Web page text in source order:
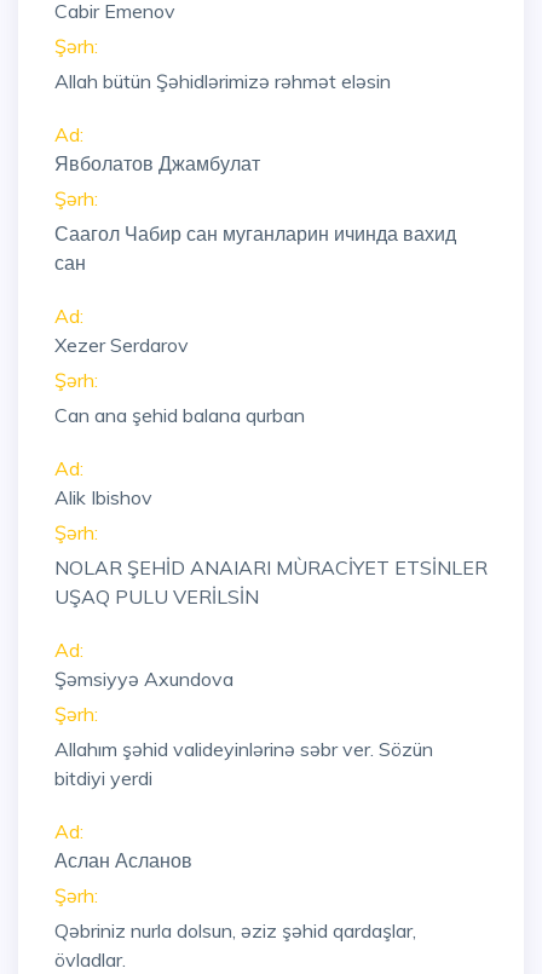
Cabir Emenov
Şərh:
Allah bütün Şəhidlərimizə rəhmət eləsin
Ad:
Явболатов Джамбулат
Şərh:
Саагол Чабир сан муганларин ичинда вахид
сан
Ad:
Xezer Serdarov
Şərh:
Can ana şehid balana qurban
Ad:
Alik Ibishov
Şərh:
NOLAR ŞEHİD ANAIARI MÙRACİYET ETSİNLER
UŞAQ PULU VERİLSİN
Ad:
Şəmsiyyə Axundova
Şərh:
Allahım şəhid valideyinlərinə səbr ver. Sözün
bitdiyi yerdi
Ad:
Аслан Асланов
Şərh:
Qəbriniz nurla dolsun, əziz şəhid qardaşlar,
övladlar.